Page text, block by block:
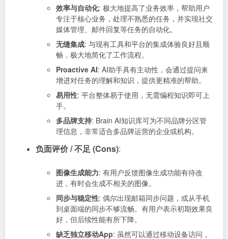
效率与自动化: 极大地提高了业务效率，帮助用户
专注于核心业务，处理不熟悉的任务，并实现社交
媒体管理、邮件回复等任务的自动化。
无缝集成: 与现有工具和平台的集成体验良好且顺
畅，极大地简化了工作流程。
Proactive AI: AI助手具有主动性，会通过提问来
增进对任务的理解和知识，提供更精准的帮助。
易用性: 平台整体易于使用，无需编程知识即可上
手。
多品牌支持: Brain AI知识库可为不同品牌分区管
理信息，非常适合多品牌运营的企业或机构。
负面评价 / 不足 (Cons):
图像生成能力: 有用户反馈图像生成功能有待改
进，有时会生成不相关的图像。
同步与稳定性: 偶尔出现邮箱同步问题，或从手机
到桌面端的同步不够流畅。有用户表示初期效果良
好，但后续性能有所下降。
缺乏独立移动App: 虽然可以通过移动设备访问，